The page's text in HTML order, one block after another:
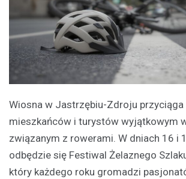
Wiosna w Jastrzębiu-Zdroju przyciąga
mieszkańców i turystów wyjątkowym
związanym z rowerami. W dniach 16 i
odbędzie się Festiwal Żelaznego
który każdego roku gromadzi